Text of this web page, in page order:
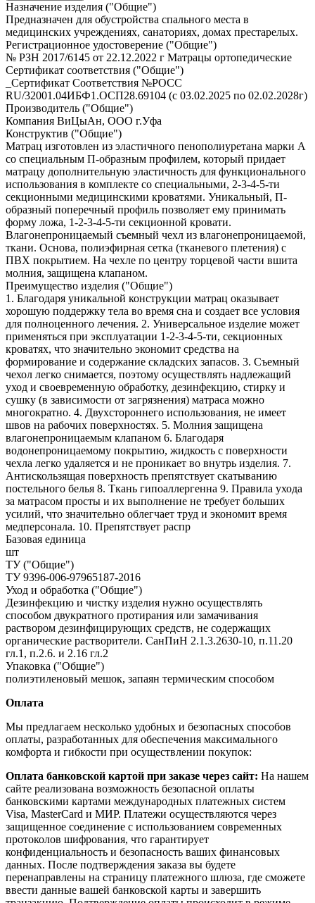
Назначение изделия ("Общие")
Предназначен для обустройства спального места в
медицинских учреждениях, санаториях, домах престарелых.
Регистрационное удостоверение ("Общие")
№ РЗН 2017/6145 от 22.12.2022 г Матрацы ортопедические
Сертификат соответствия ("Общие")
_Сертификат Соответствия №РОСС
RU/32001.04ИБФ1.ОСП28.69104 (с 03.02.2025 по 02.02.2028г)
Производитель ("Общие")
Компания ВиЦыАн, ООО г.Уфа
Конструктив ("Общие")
Матрац изготовлен из эластичного пенополиуретана марки А
со специальным П-образным профилем, который придает
матрацу дополнительную эластичность для функционального
использования в комплекте со специальными, 2-3-4-5-ти
секционными медицинскими кроватями. Уникальный, П-
образный поперечный профиль позволяет ему принимать
форму ложа, 1-2-3-4-5-ти секционной кровати.
Влагонепроницаемый съемный чехл из влагонепроницаемой,
ткани. Основа, полиэфирная сетка (тканевого плетения) с
ПВХ покрытием. На чехле по центру торцевой части вшита
молния, защищена клапаном.
Преимущество изделия ("Общие")
1. Благодаря уникальной конструкции матрац оказывает
хорошую поддержку тела во время сна и создает все условия
для полноценного лечения. 2. Универсальное изделие может
применяться при эксплуатации 1-2-3-4-5-ти, секционных
кроватях, что значительно экономит средства на
формирование и содержание складских запасов. 3. Съемный
чехол легко снимается, поэтому осуществлять надлежащий
уход и своевременную обработку, дезинфекцию, стирку и
сушку (в зависимости от загрязнения) матраса можно
многократно. 4. Двухстороннего использования, не имеет
швов на рабочих поверхностях. 5. Молния защищена
влагонепроницаемым клапаном 6. Благодаря
водонепроницаемому покрытию, жидкость с поверхности
чехла легко удаляется и не проникает во внутрь изделия. 7.
Антискользящая поверхность препятствует скатыванию
постельного белья 8. Ткань гипоаллергенна 9. Правила ухода
за матрасом просты и их выполнение не требует больших
усилий, что значительно облегчает труд и экономит время
медперсонала. 10. Препятствует распр
Базовая единица
шт
ТУ ("Общие")
ТУ 9396-006-97965187-2016
Уход и обработка ("Общие")
Дезинфекцию и чистку изделия нужно осуществлять
способом двукратного протирания или замачивания
раствором дезинфицирующих средств, не содержащих
органические растворители. СанПиН 2.1.3.2630-10, п.11.20
гл.1, п.2.6. и 2.16 гл.2
Упаковка ("Общие")
полиэтиленовый мешок, запаян термическим способом
Оплата
Мы предлагаем несколько удобных и безопасных способов
оплаты, разработанных для обеспечения максимального
комфорта и гибкости при осуществлении покупок:
Оплата банковской картой при заказе через сайт: На нашем
сайте реализована возможность безопасной оплаты
банковскими картами международных платежных систем
Visa, MasterCard и МИР. Платежи осуществляются через
защищенное соединение с использованием современных
протоколов шифрования, что гарантирует
конфиденциальность и безопасность ваших финансовых
данных. После подтверждения заказа вы будете
перенаправлены на страницу платежного шлюза, где сможете
ввести данные вашей банковской карты и завершить